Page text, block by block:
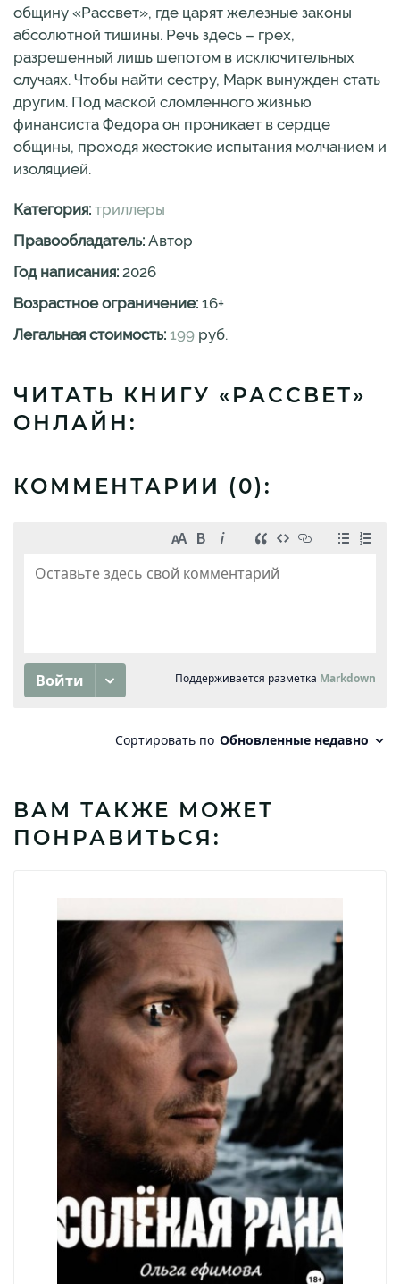
общину «Рассвет», где царят железные законы
абсолютной тишины. Речь здесь – грех,
разрешенный лишь шепотом в исключительных
случаях. Чтобы найти сестру, Марк вынужден стать
другим. Под маской сломленного жизнью
финансиста Федора он проникает в сердце
общины, проходя жестокие испытания молчанием и
изоляцией.
Категория: триллеры
Правообладатель: Автор
Год написания: 2026
Возрастное ограничение: 16+
Легальная стоимость: 199 руб.
ЧИТАТЬ КНИГУ «РАССВЕТ»
ОНЛАЙН:
КОММЕНТАРИИ (0):
ВАМ ТАКЖЕ МОЖЕТ
ПОНРАВИТЬСЯ: